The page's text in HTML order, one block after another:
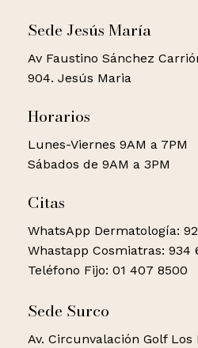
Sede Jesús María
Av Faustino Sánchez
904. Jesús Maria
Horarios
Lunes-Viernes 9AM a 7PM
Sábados de 9AM a 3PM
Citas
WhatsApp Dermatología:
Whastapp Cosmiatras: 934
Teléfono Fijo: 01 407 8500
Sede Surco
Av. Circunvalación Golf Los